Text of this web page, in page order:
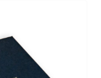
panier !